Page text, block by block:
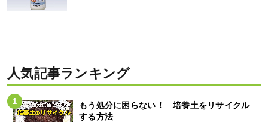
人気記事ランキング
もう処分に困らない！ 培養土をリサイクル
する方法